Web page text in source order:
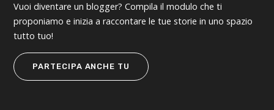
Vuoi diventare un blogger? Compila il modulo che ti
proponiamo e inizia a raccontare le tue storie in uno spazio
tutto tuo!
PARTECIPA ANCHE TU